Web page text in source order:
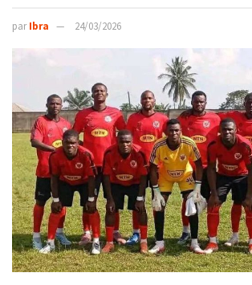
par Ibra 24/03/2026